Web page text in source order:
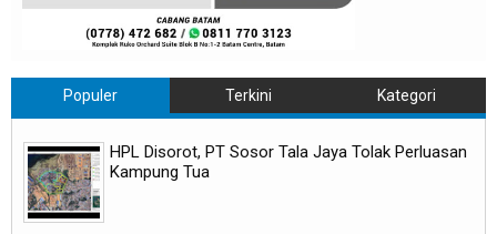
Populer Terkini Kategori
HPL Disorot, PT Sosor Tala Jaya Tolak Perluasan
Kampung Tua